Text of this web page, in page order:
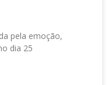
pela emoção,
dia 25